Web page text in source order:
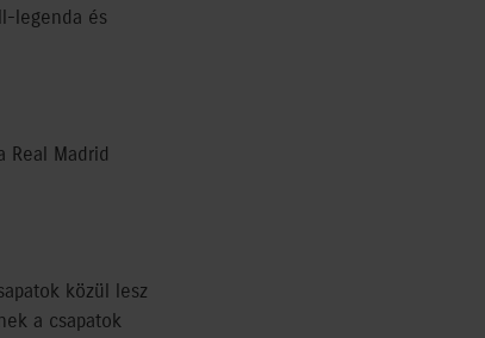
legenda és
Real Madrid
közül lesz
a csapatok